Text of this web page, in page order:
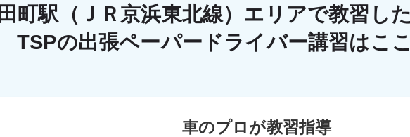
田町駅（ＪＲ京浜東北線）エリアで教習し
TSPの出張ペーパードライバー講習はこ
車のプロが教習指導